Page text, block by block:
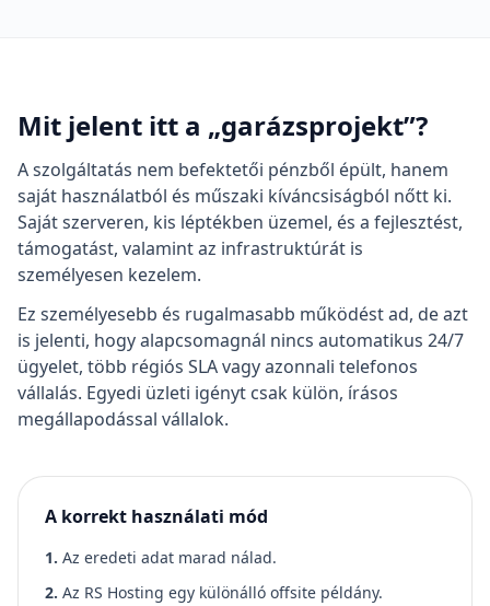
Mit jelent itt a „garázsprojekt”?
A szolgáltatás nem befektetői pénzből épült, hanem
saját használatból és műszaki kíváncsiságból nőtt ki.
Saját szerveren, kis léptékben üzemel, és a fejlesztést,
támogatást, valamint az infrastruktúrát is
személyesen kezelem.
Ez személyesebb és rugalmasabb működést ad, de azt
is jelenti, hogy alapcsomagnál nincs automatikus 24/7
ügyelet, több régiós SLA vagy azonnali telefonos
vállalás. Egyedi üzleti igényt csak külön, írásos
megállapodással vállalok.
A korrekt használati mód
1. Az eredeti adat marad nálad.
2. Az RS Hosting egy különálló offsite példány.